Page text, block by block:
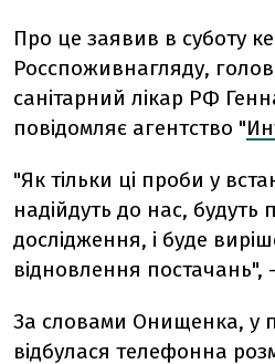
Про це заявив в суботу
Росспоживнагляду,
санітарний лікар РФ
повідомляє агентство "
"Як тільки ці проби у
надійдуть до нас, будуть
дослідження, і буде
відновлення постачань",
За словами Онищенка, у
відбулася телефонна